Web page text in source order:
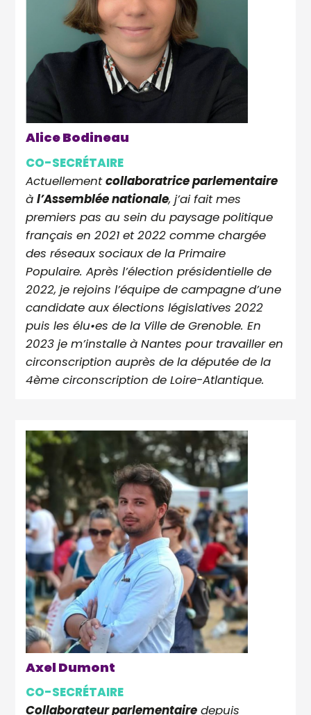
Alice Bodineau
CO-SECRÉTAIRE
Actuellementcollaboratrice parlementaire
àl’Assemblée nationale, j’ai fait mes
premiers pas au sein du paysage politique
français en 2021 et 2022 comme chargée
des réseaux sociaux de la Primaire
Populaire. Après l’élection présidentielle de
2022, je rejoins l’équipe de campagne d’une
candidate aux élections législatives 2022
puis les élu•es de la Ville de Grenoble. En
2023 je m’installe à Nantes pour travailler en
circonscription auprès de la députée de la
4ème circonscription de Loire-Atlantique.
Axel Dumont
CO-SECRÉTAIRE
Collaborateur parlementaire depuis